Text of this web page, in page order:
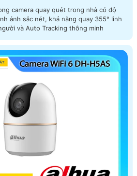
camera quay quét trong nhà có độ
ảnh sắc nét, khả năng quay 355° linh
và Auto Tracking thông minh